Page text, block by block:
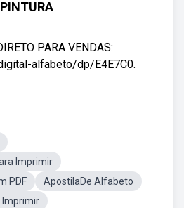
PINTURA
PARA VENDAS:
alfabeto/dp/E4E7C0.
Imprimir
PDF
ApostilaDe Alfabeto
Imprimir